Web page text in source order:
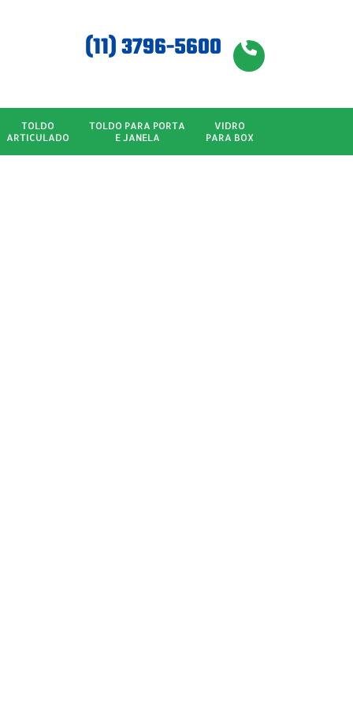
(11) 3796-5600
TOLDO
ARTICULADO
TOLDO PARA PORTA
E JANELA
VIDRO
PARA BOX